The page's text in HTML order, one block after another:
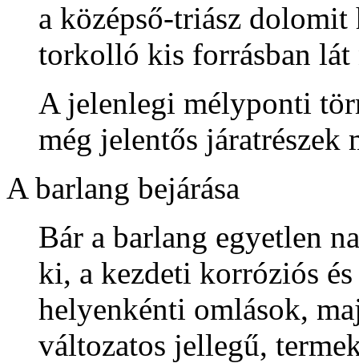
a középső-triász dolomit
torkolló kis forrásban
A jelenlegi mélyponti
még jelentős járatrészek
A barlang bejárása
Bár a barlang egyetlen
ki, a kezdeti korróziós
helyenkénti omlások,
változatos jellegű,